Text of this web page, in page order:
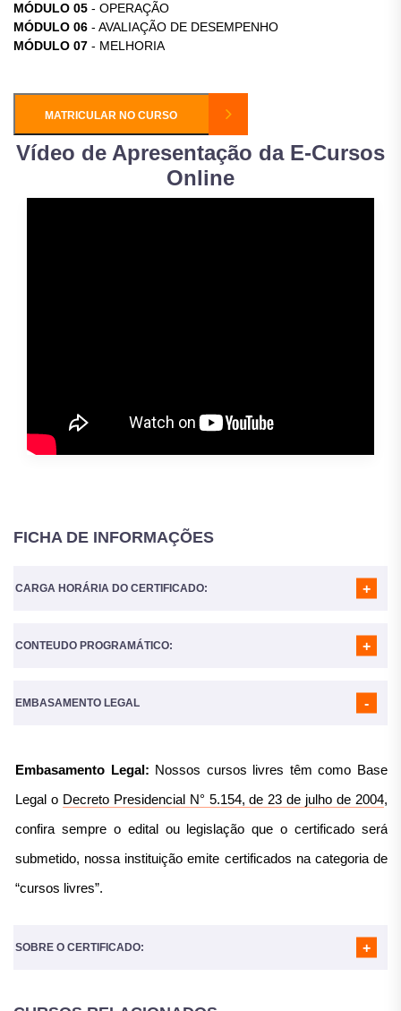
MÓDULO 05 - OPERAÇÃO
MÓDULO 06 - AVALIAÇÃO DE DESEMPENHO
MÓDULO 07 - MELHORIA
MATRICULAR NO CURSO
Vídeo de Apresentação da E-Cursos
Online
FICHA DE INFORMAÇÕES
CARGA HORÁRIA DO CERTIFICADO:
CONTEUDO PROGRAMÁTICO:
MÓDULO 02- SISTEMAS DE GESTÃO DA QUALIDADE —
MÓDULO 05- OPERAÇÃO
MÓDULO 07- MELHORIA
EMBASAMENTO LEGAL
Embasamento Legal: Nossos cursos livres têm como Base
Legal o Decreto Presidencial N° 5.154, de 23 de julho de 2004,
confira sempre o edital ou legislação que o certificado será
submetido, nossa instituição emite certificados na categoria de
“cursos livres”.
SOBRE O CERTIFICADO: